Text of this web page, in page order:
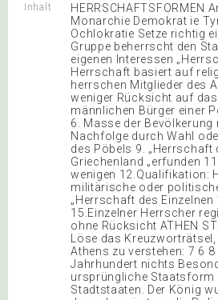
Inhalt
HERRSCHAFTSFORMEN
Monarchie Demokrat ie
Ochlokratie Setze richtig
Gruppe beherrscht den
eigenen Interessen
Herrschaft basiert auf
herrschen Mitglieder des
weniger Rücksicht auf
männlichen Bürger einer
6. Masse der Bevölkerung
Nachfolge durch Wahl
des Pöbels 9. „Herrschaft
Griechenland „erfunden
wenigen 12.Qualifikation:
militärische oder
„Herrschaft des
15.Einzelner Herrscher
ohne Rücksicht ATHEN
Löse das
Athens zu verstehen: 7 6 8
Jahrhundert nichts
ursprüngliche Staatsform
Stadtstaaten. Der König